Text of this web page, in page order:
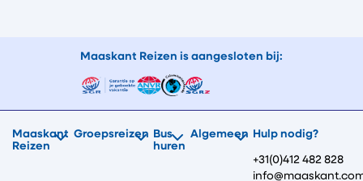
Maaskant Reizen is aangesloten bij:
Maaskant
Reizen
Groepsreizen Bus
huren
Algemeen Hulp nodig?
+31(0)412 482 828